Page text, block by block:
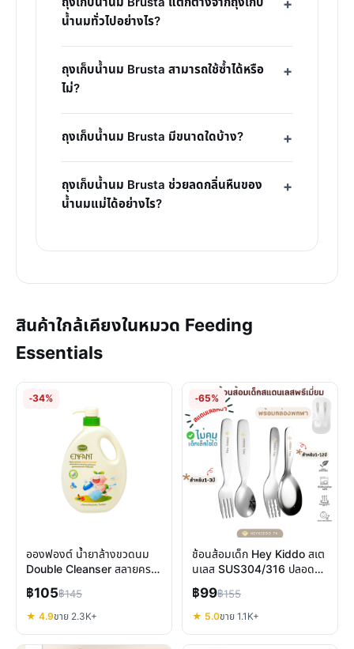
น้ำนมทั่วไปอย่างไร?
ถุงเก็บน้ำนม Brusta สามารถใช้ซ้ำได้หรือ
ไม่?
ถุงเก็บน้ำนม Brusta มีขนาดใดบ้าง?
ถุงเก็บน้ำนม Brusta ช่วยลดกลิ่นหืนของ
น้ำนมแม่ได้อย่างไร?
สินค้าใกล้เคียงในหมวด Feeding
Essentials
-34%
อองฟองต์ น้ำยาล้างขวดนม
Double Cleanser สลายคราบ
โปรตีน ยับยั้งแบคทีเรีย
ปลอดภัย
฿105฿145
★ 4.9ขาย 2.3K+
-65%
ช้อนส้อมเด็ก Hey Kiddo สเต
นเลส SUS304/316 ปลอดภัย
สูงสำหรับลูกน้อย 8 เดือน+
฿99฿155
★ 5.0ขาย 1.1K+